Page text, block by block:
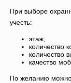
При выборе
учесть:
этаж;
количество
количество
качество
По желанию можно